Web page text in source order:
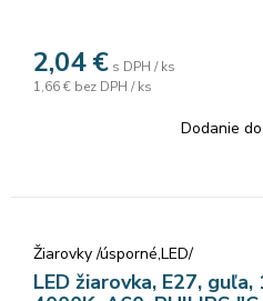
2,04 € s DPH / ks
1,66 € bez DPH / ks
Dodanie
Žiarovky /úsporné,LED/
LED žiarovka, E27,